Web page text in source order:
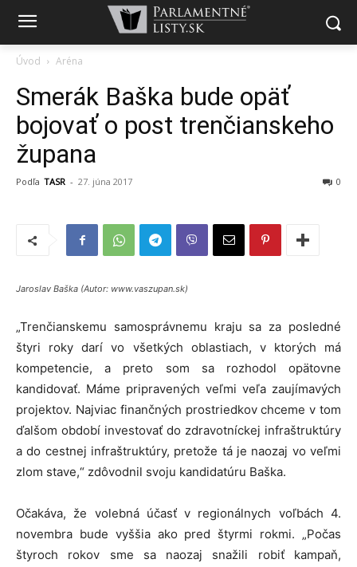
Úvod Aréna
Smerák Baška bude opäť
bojovať o post trenčianskeho
župana
Podľa TASR - 27. júna 2017 0
Jaroslav Baška (Autor: www.vaszupan.sk)
„Trenčianskemu samosprávnemu kraju sa za posledné
štyri roky darí vo všetkých oblastiach, v ktorých má
kompetencie, a preto som sa rozhodol opätovne
kandidovať. Máme pripravených veľmi veľa zaujímavých
projektov. Najviac finančných prostriedkov chceme v tom
ďalšom období investovať do zdravotníckej infraštruktúry
a do cestnej infraštruktúry, pretože tá je naozaj vo veľmi
zlom stave,“ zdôvodnil svoju kandidatúru Baška.
Očakáva, že volebná účasť v regionálnych voľbách 4.
novembra bude vyššia ako pred štyrmi rokmi. „Počas
štyroch rokov sme sa naozaj snažili robiť kampaň,